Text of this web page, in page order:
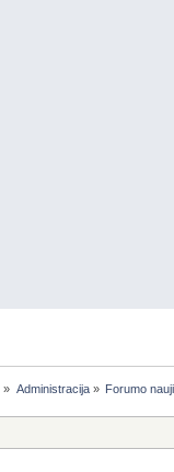
» Administracija» Forumo